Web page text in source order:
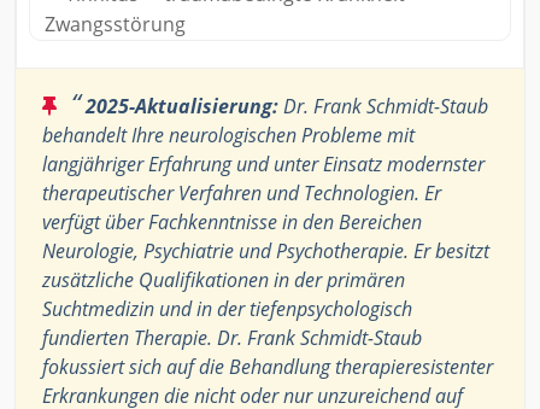
Zwangsstörung
“2025-Aktualisierung:Dr. Frank Schmidt-Staub
behandelt Ihre neurologischen Probleme mit
langjähriger Erfahrung und unter Einsatz modernster
therapeutischer Verfahren und Technologien. Er
verfügt über Fachkenntnisse in den Bereichen
Neurologie, Psychiatrie und Psychotherapie. Er besitzt
zusätzliche Qualifikationen in der primären
Suchtmedizin und in der tiefenpsychologisch
fundierten Therapie. Dr. Frank Schmidt-Staub
fokussiert sich auf die Behandlung therapieresistenter
Erkrankungen die nicht oder nur unzureichend auf